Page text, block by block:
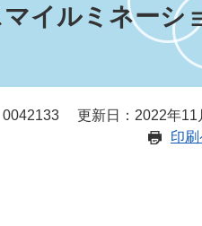
マイルミネーシ
更新日：2022年11
印